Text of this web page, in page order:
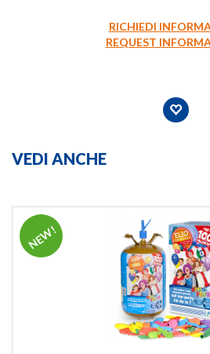
RICHIEDI
REQUEST
VEDI ANCHE
NEW!